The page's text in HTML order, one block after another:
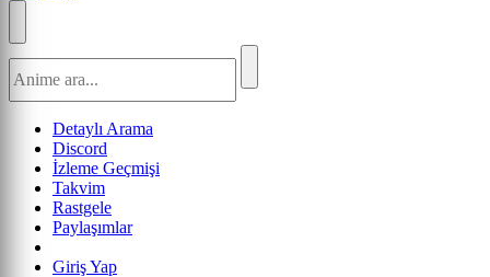
Detaylı Arama
Discord
İzleme Geçmişi
Takvim
Rastgele
Paylaşımlar
Giriş Yap